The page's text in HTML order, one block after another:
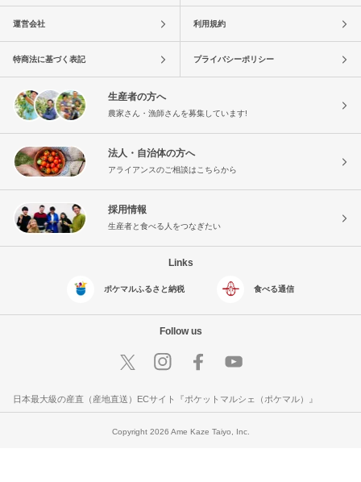
運営会社 利用規約
特商法に基づく表記 プライバシーポリシー
生産者の方へ
農家さん・漁師さんを募集しています!
法人・自治体の方へ
アライアンスのご相談はこちらから
採用情報
生産者と食べる人をつなぎたい
Links
ポケマルふるさと納税 食べる通信
Follow us
日本最大級の産直（産地直送）ECサイト『ポケットマルシェ（ポケマル）』
Copyright 2026 Ame Kaze Taiyo, Inc.